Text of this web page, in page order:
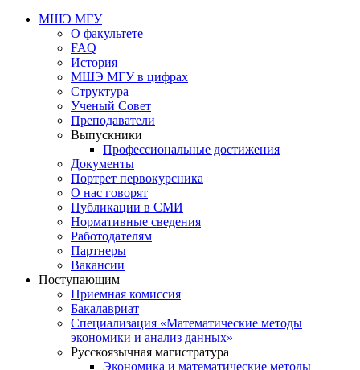
МШЭ МГУ
О факультете
FAQ
История
МШЭ МГУ в цифрах
Структура
Ученый Совет
Преподаватели
Выпускники
Профессиональные достижения
Документы
Портрет первокурсника
О нас говорят
Публикации в СМИ
Нормативные сведения
Работодателям
Партнеры
Вакансии
Поступающим
Приемная комиссия
Бакалавриат
Специализация «Математические методы
экономики и анализ данных»
Русскоязычная магистратура
Экономика и математические методы